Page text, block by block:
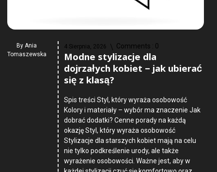
By Ania
Tomaszewska
4 Sierpnia, 2026 Comments : 0
Modne stylizacje dla
dojrzałych kobiet – jak ubierać
się z klasą?
Spis treści Styl, który wyraża osobowość
Kolory i materiały – wybór ma znaczenie Jak
dobrać dodatki? Cenne porady na każdą
okazję Styl, który wyraża osobowość
Stylizacje dla starszych kobiet mają na celu
nie tylko podkreślenie urody, ale także
wyrażenie osobowości. Ważne jest, aby w